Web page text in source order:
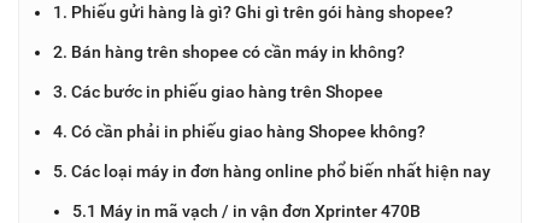
1. Phiếu gửi hàng là gì? Ghi gì trên gói hàng shopee?
2. Bán hàng trên shopee có cần máy in không?
3. Các bước in phiếu giao hàng trên Shopee
4. Có cần phải in phiếu giao hàng Shopee không?
5. Các loại máy in đơn hàng online phổ biến nhất hiện nay
5.1 Máy in mã vạch / in vận đơn Xprinter 470B